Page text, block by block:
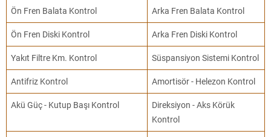
Ön Fren Balata Kontrol Arka Fren Balata Kontrol
Ön Fren Diski Kontrol Arka Fren Diski Kontrol
Yakıt Filtre Km. Kontrol Süspansiyon Sistemi Kontrol
Antifriz Kontrol Amortisör - Helezon Kontrol
Akü Güç - Kutup Başı Kontrol
Direksiyon - Aks Körük
Kontrol